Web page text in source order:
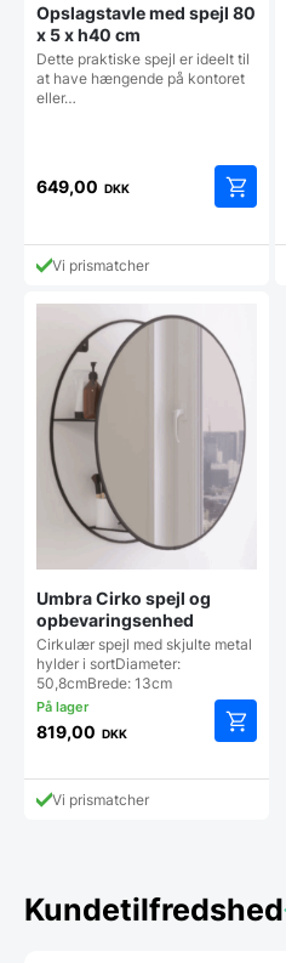
Opslagstavle med spejl 80
x 5 x h40 cm
Dette praktiske spejl er ideelt til
at have hængende på kontoret
eller…
649,00 DKK
Vi prismatcher
Umbra Cirko spejl og
opbevaringsenhed
Cirkulær spejl med skjulte metal
hylder i sortDiameter:
50,8cmBrede: 13cm
819,00 DKK
Vi prismatcher
Kundetilfredshed